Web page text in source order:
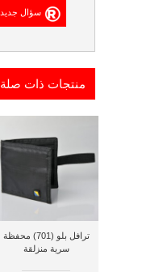
منتجات ذات صلة
ترافل بلو (701) محفظة
سرية منزلقة